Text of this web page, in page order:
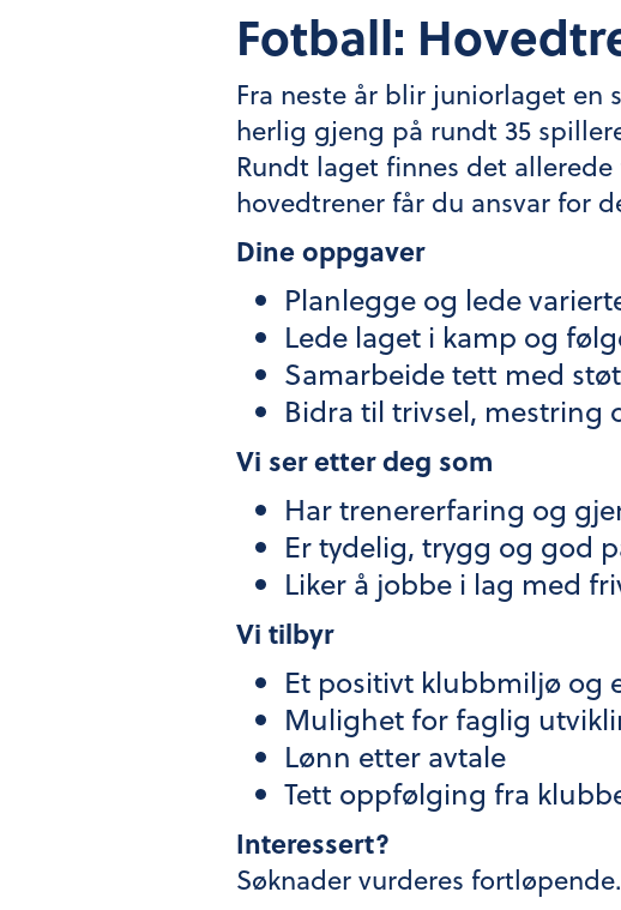
Fotball:
Fra neste år blir juniorlaget en
herlig gjeng på rundt 35
Rundt laget finnes det
hovedtrener får du ansvar for
Dine oppgaver
Planlegge og lede
Lede laget i kamp og
Samarbeide tett med
Bidra til trivsel, mestring
Vi ser etter deg som
Har trenererfaring og
Er tydelig, trygg og god
Liker å jobbe i lag med
Vi tilbyr
Et positivt klubbmiljø og
Mulighet for faglig
Lønn etter avtale
Tett oppfølging fra
Interessert?
Søknader vurderes